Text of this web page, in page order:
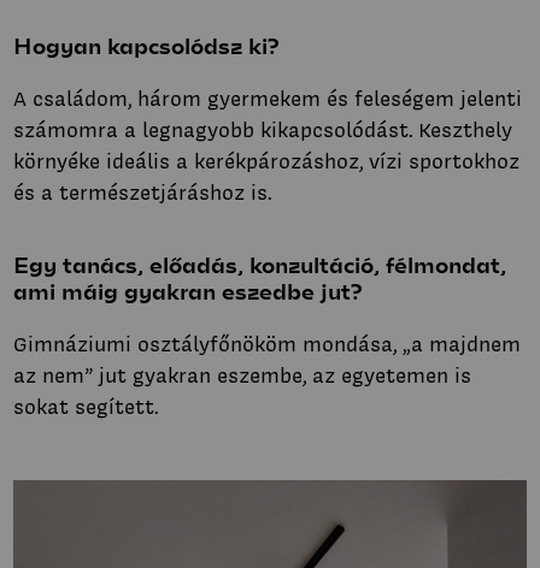
Hogyan kapcsolódsz ki?
A családom, három gyermekem és feleségem jelenti
számomra a legnagyobb kikapcsolódást. Keszthely
környéke ideális a kerékpározáshoz, vízi sportokhoz
és a természetjáráshoz is.
Egy tanács, előadás, konzultáció, félmondat,
ami máig gyakran eszedbe jut?
Gimnáziumi osztályfőnököm mondása, „a majdnem
az nem” jut gyakran eszembe, az egyetemen is
sokat segített.